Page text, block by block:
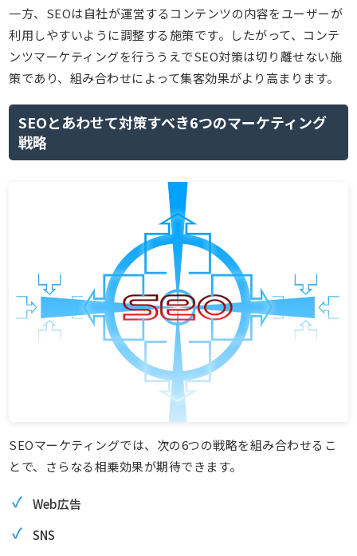
一方、SEOは自社が運営するコンテンツの内容をユーザーが
利用しやすいように調整する施策です。したがって、コンテ
ンツマーケティングを行ううえでSEO対策は切り離せない施
策であり、組み合わせによって集客効果がより高まります。
SEOとあわせて対策すべき6つのマーケティング
戦略
SEOマーケティングでは、次の6つの戦略を組み合わせるこ
とで、さらなる相乗効果が期待できます。
Web広告
SNS